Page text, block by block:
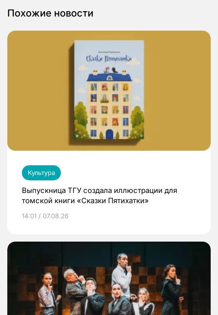
Похожие новости
Культура
Выпускница ТГУ создала иллюстрации для
томской книги «Сказки Пятихатки»
14:01 / 07.08.26